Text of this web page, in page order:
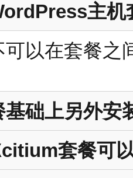
主机
以在套餐之
基础上另外安
套餐可